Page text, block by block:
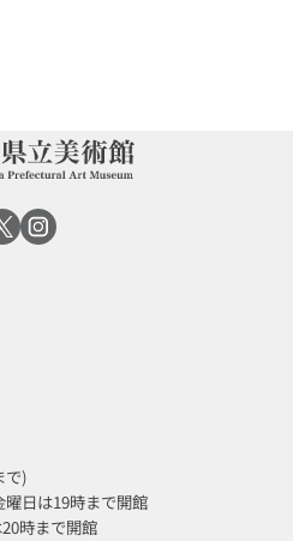
で)
曜日は19時まで開館
時まで開館